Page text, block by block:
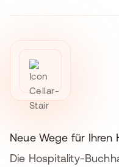
Neue Wege für Ihren
Die Hospitality-